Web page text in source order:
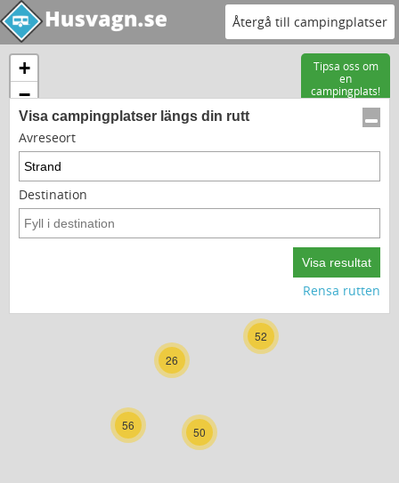
Återgå till campingplatser
56
26
9
50
52
+
−
Visa campingplatser längs din rutt
Avreseort
Destination
Rensa rutten
Tipsa oss om
en
campingplats!